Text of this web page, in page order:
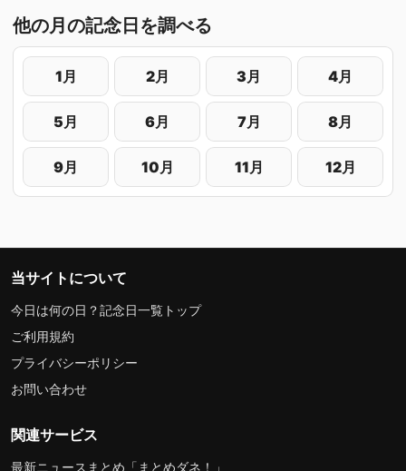
他の月の記念日を調べる
1月 2月 3月 4月
5月 6月 7月 8月
9月 10月 11月 12月
当サイトについて
今日は何の日？記念日一覧トップ
ご利用規約
プライバシーポリシー
お問い合わせ
関連サービス
最新ニュースまとめ「まとめダネ！」